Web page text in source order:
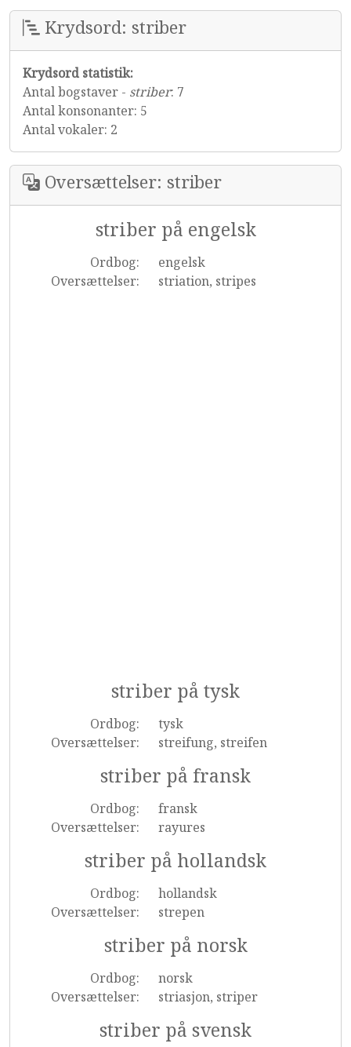
Krydsord: striber
Krydsord statistik:
Antal bogstaver - striber: 7
Antal konsonanter: 5
Antal vokaler: 2
Oversættelser: striber
striber på engelsk
Ordbog:
engelsk
Oversættelser:
striation, stripes
striber på tysk
Ordbog:
tysk
Oversættelser:
streifung, streifen
striber på fransk
Ordbog:
fransk
Oversættelser:
rayures
striber på hollandsk
Ordbog:
hollandsk
Oversættelser:
strepen
striber på norsk
Ordbog:
norsk
Oversættelser:
striasjon, striper
striber på svensk